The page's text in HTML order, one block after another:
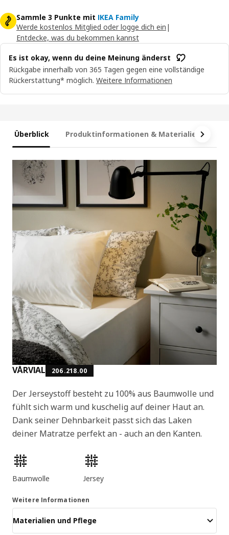
Sammle 3 Punkte mit IKEA Family
Werde kostenlos Mitglied oder logge dich ein |
Entdecke, was du bekommen kannst
Es ist okay, wenn du deine Meinung änderst
Rückgabe innerhalb von 365 Tagen gegen eine vollständige
Rückerstattung* möglich. Weitere Informationen
Überblick Produktinformationen & Materialien
VÅRVIAL 206.218.00
Der Jerseystoff besteht zu 100% aus Baumwolle und
fühlt sich warm und kuschelig auf deiner Haut an.
Dank seiner Dehnbarkeit passt sich das Laken
deiner Matratze perfekt an - auch an den Kanten.
Produktmerkmale
Baumwolle Jersey
Weitere Informationen
Materialien und Pflege